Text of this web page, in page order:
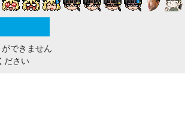
できません
ださい